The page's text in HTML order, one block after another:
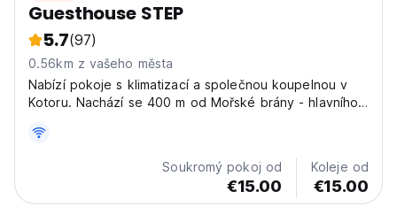
Guesthouse STEP
5.7(97)
0.56km z vašeho města
Nabízí pokoje s klimatizací a společnou koupelnou v
Kotoru. Nachází se 400 m od Mořské brány - hlavního
Soukromý pokoj od
€15.00
Koleje od
€15.00